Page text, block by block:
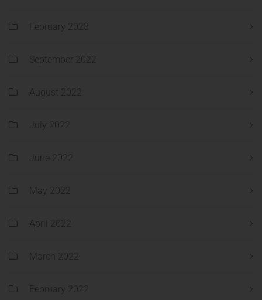
February 2023
September 2022
August 2022
July 2022
June 2022
May 2022
April 2022
March 2022
February 2022